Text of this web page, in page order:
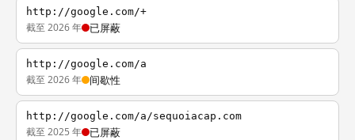
http://google.com/+
截至 2026 年 已屏蔽
http://google.com/a
截至 2026 年 间歇性
http://google.com/a/sequoiacap.com
截至 2025 年 已屏蔽